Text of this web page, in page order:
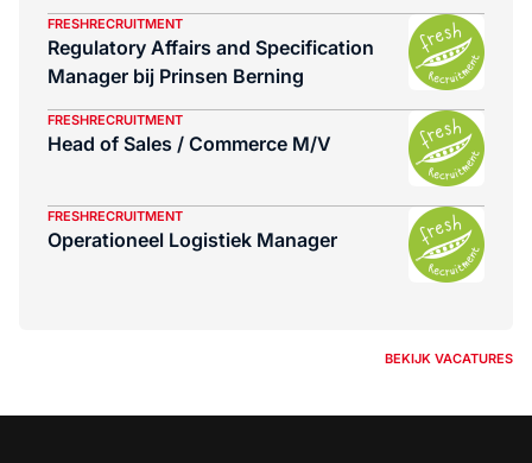
FRESHRECRUITMENT
Regulatory Affairs and Specification
Manager bij Prinsen Berning
FRESHRECRUITMENT
Head of Sales / Commerce M/V
FRESHRECRUITMENT
Operationeel Logistiek Manager
BEKIJK VACATURES